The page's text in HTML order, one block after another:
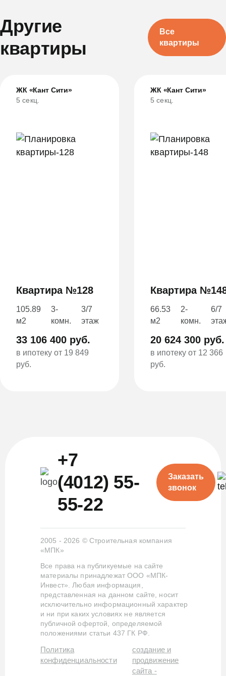
Другие
квартиры
Все
квартиры
ЖК «Кант Сити»
5 секц.
Квартира №128
105.89
м2
3-
комн.
3/7
этаж
33 106 400 руб.
в ипотеку от 19 849
руб.
ЖК «Кант Сити»
5 секц.
Квартира
66.53
м2
2-
комн.
6/7
20 624 300 руб.
в ипотеку от 12 366
руб.
+7
(4012) 55-
55-22
Заказать
звонок
2005 - 2026 © Строительная компания
«МПК»
Все права на публикуемые на сайте
материалы принадлежат ООО «МПК-
Инвест». Любая информация,
представленная на данном сайте, носит
исключительно информационный характер
и ни при каких условиях не является
публичной офертой, определяемой
положениями статьи 437 ГК РФ.
Политика
конфиденциальности
создание и
продвижение
сайта -